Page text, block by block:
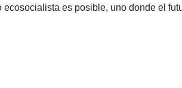
es posible, uno donde el